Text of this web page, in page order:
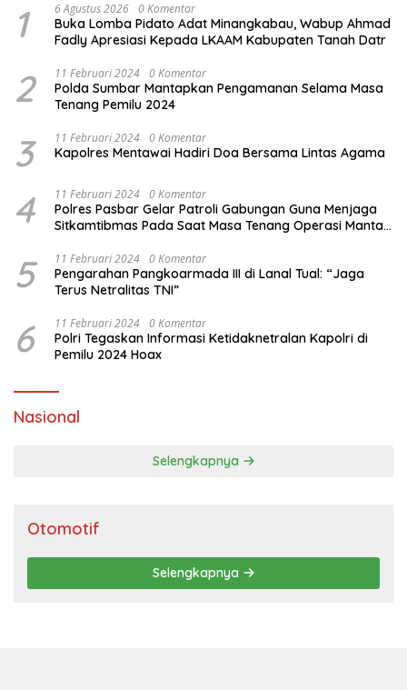
1 6 Agustus 2026 0 Komentar
Buka Lomba Pidato Adat Minangkabau, Wabup Ahmad
Fadly Apresiasi Kepada LKAAM Kabupaten Tanah Datr
2 11 Februari 2024 0 Komentar
Polda Sumbar Mantapkan Pengamanan Selama Masa
Tenang Pemilu 2024
3 11 Februari 2024 0 Komentar
Kapolres Mentawai Hadiri Doa Bersama Lintas Agama
4 11 Februari 2024 0 Komentar
Polres Pasbar Gelar Patroli Gabungan Guna Menjaga
Sitkamtibmas Pada Saat Masa Tenang Operasi Mantap
5 11 Februari 2024 0 Komentar
Pengarahan Pangkoarmada III di Lanal Tual: “Jaga
Terus Netralitas TNI”
6 11 Februari 2024 0 Komentar
Polri Tegaskan Informasi Ketidaknetralan Kapolri di
Pemilu 2024 Hoax
Nasional
Selengkapnya
Otomotif
Selengkapnya